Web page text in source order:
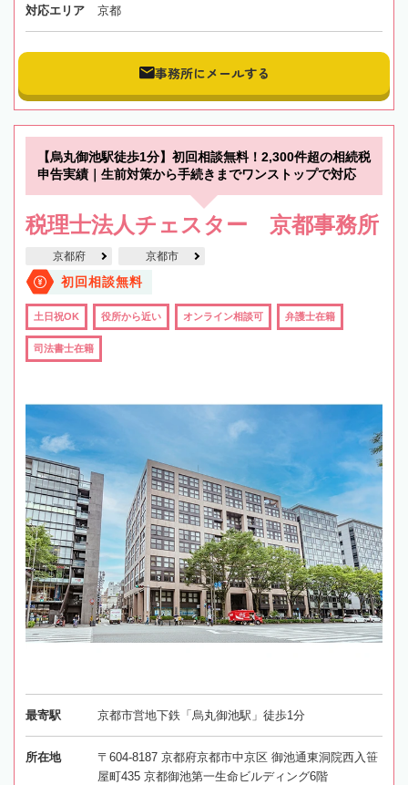
対応エリア 京都
事務所にメールする
【烏丸御池駅徒歩1分】初回相談無料！2,300件超の相続税
申告実績｜生前対策から手続きまでワンストップで対応
税理士法人チェスター 京都事務所
京都府 京都市
初回相談無料
土日祝OK 役所から近い オンライン相談可 弁護士在籍
司法書士在籍
最寄駅 京都市営地下鉄「烏丸御池駅」徒歩1分
所在地
〒604-8187 京都府京都市中京区 御池通東洞院西入笹
屋町435 京都御池第一生命ビルディング6階